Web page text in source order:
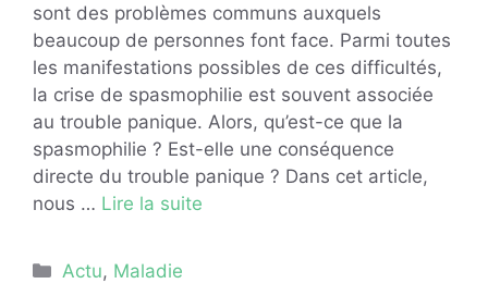
sont des problèmes communs auxquels
beaucoup de personnes font face. Parmi toutes
les manifestations possibles de ces difficultés,
la crise de spasmophilie est souvent associée
au trouble panique. Alors, qu’est-ce que la
spasmophilie ? Est-elle une conséquence
directe du trouble panique ? Dans cet article,
nous … Lire la suite
Catégories
Actu, Maladie